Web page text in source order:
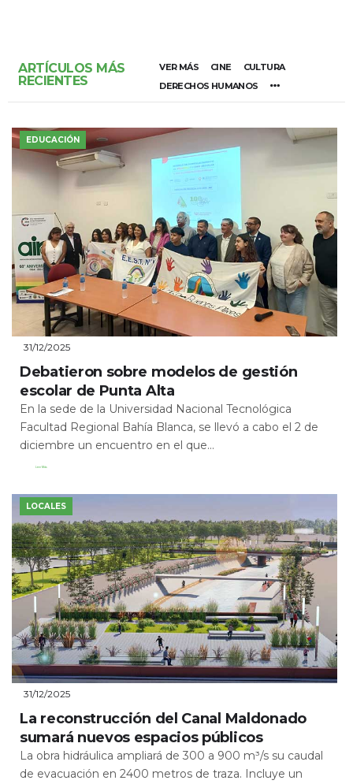
ARTÍCULOS MÁS
RECIENTES
VER MÁS CINE
CULTURA
DERECHOS HUMANOS
EDUCACIÓN
31/12/2025
Debatieron sobre modelos de gestión
escolar de Punta Alta
En la sede de la Universidad Nacional Tecnológica
Facultad Regional Bahía Blanca, se llevó a cabo el 2 de
diciembre un encuentro en el que...
Leer Más
LOCALES
31/12/2025
La reconstrucción del Canal Maldonado
sumará nuevos espacios públicos
La obra hidráulica ampliará de 300 a 900 m³/s su caudal
de evacuación en 2400 metros de traza. Incluye un